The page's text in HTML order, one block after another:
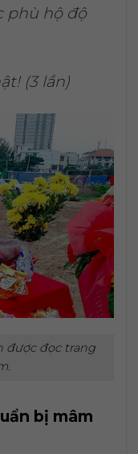
phù hộ độ
(3 lần)
được đọc trang
bị mâm